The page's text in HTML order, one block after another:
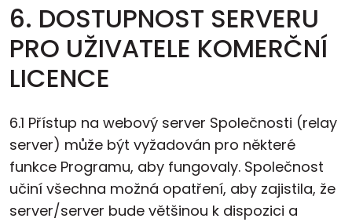
6. DOSTUPNOST SERVERU
PRO UŽIVATELE KOMERČNÍ
LICENCE
6.1 Přístup na webový server Společnosti (relay
server) může být vyžadován pro některé
funkce Programu, aby fungovaly. Společnost
učiní všechna možná opatření, aby zajistila, že
server/server bude většinou k dispozici a